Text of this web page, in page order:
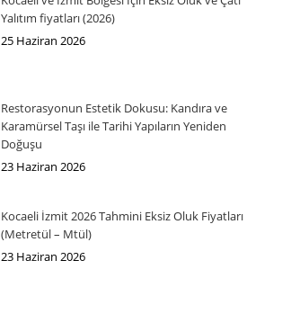
Yalıtım fiyatları (2026)
25 Haziran 2026
Restorasyonun Estetik Dokusu: Kandıra ve
Karamürsel Taşı ile Tarihi Yapıların Yeniden
Doğuşu
23 Haziran 2026
Kocaeli İzmit 2026 Tahmini Eksiz Oluk Fiyatları
(Metretül – Mtül)
23 Haziran 2026